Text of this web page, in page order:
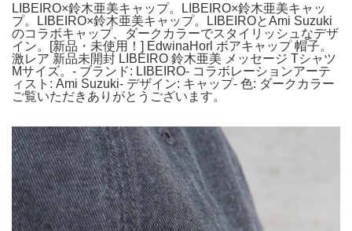
LIBEIRO×鈴木亜美キャップ。LIBEIRO×鈴木亜美キャッ
プ。LIBEIRO×鈴木亜美キャップ。LIBEIROとAmi Suzuki
のコラボキャップ、ダークカラーでスタイリッシュなデザ
イン。[新品・未使用！] EdwinaHorl ボアキャップ 帽子。
激レア 新品未開封 LIBEIRO 鈴木亜美 メッセージ Tシャツ
Mサイズ。- ブランド: LIBEIRO- コラボレーションアーテ
ィスト: Ami Suzuki- デザイン: キャップ- 色: ダークカラー
ご覧いただきありがとうございます。